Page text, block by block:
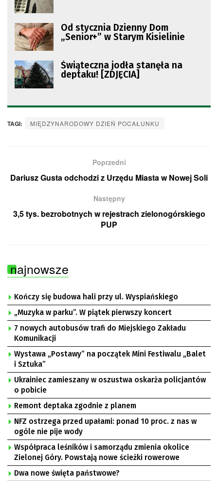
Od stycznia Dzienny Dom
„Senior+” w Starym Kisielinie
Świąteczna jodła stanęła na
deptaku! [ZDJĘCIA]
TAGI: MIĘDZYNARODOWY DZIEŃ POCAŁUNKU
Poprzedni
Dariusz Gusta odchodzi z Urzędu Miasta w Nowej Soli
Następny
3,5 tys. bezrobotnych w rejestrach zielonogórskiego
PUP
najnowsze
Kończy się budowa hali przy ul. Wyspiańskiego
„Muzyka w parku”. W piątek pierwszy koncert
7 nowych autobusów trafi do Miejskiego Zakładu
Komunikacji
Wystawa „Postawy” na początek Mini Festiwalu „Balet
i Sztuka”
Ukrainiec zamieszany w oszustwa oskarża policjantów
o pobicie
Remont deptaka zgodnie z planem
NFZ ostrzega przed upałami: ponad 10 proc. z nas w
ogóle nie pije wody
Współpraca leśników i samorządu zmienia okolice
Zielonej Góry. Powstają nowe ścieżki rowerowe
Dwa nowe święta państwowe?